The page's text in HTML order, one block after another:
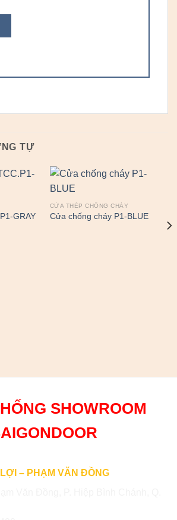
TỰ
GRAY
CỬA THÉP CHỐNG CHÁY
Cửa chống cháy P1-BLUE
SHOWROOM
– PHẠM VĂN ĐỒNG